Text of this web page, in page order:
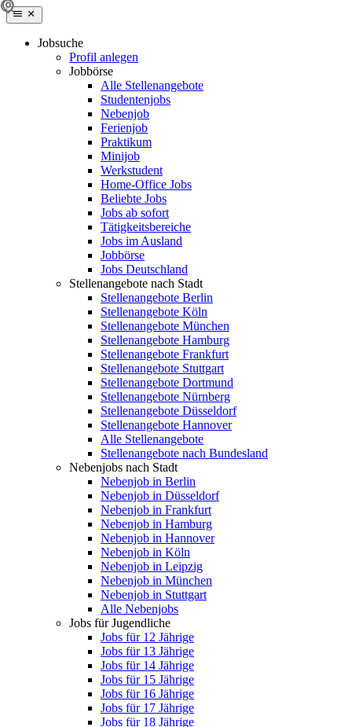
Jobsuche
Profil anlegen
Jobbörse
Alle Stellenangebote
Studentenjobs
Nebenjob
Ferienjob
Praktikum
Minijob
Werkstudent
Home-Office Jobs
Beliebte Jobs
Jobs ab sofort
Tätigkeitsbereiche
Jobs im Ausland
Jobbörse
Jobs Deutschland
Stellenangebote nach Stadt
Stellenangebote Berlin
Stellenangebote Köln
Stellenangebote München
Stellenangebote Hamburg
Stellenangebote Frankfurt
Stellenangebote Stuttgart
Stellenangebote Dortmund
Stellenangebote Nürnberg
Stellenangebote Düsseldorf
Stellenangebote Hannover
Alle Stellenangebote
Stellenangebote nach Bundesland
Nebenjobs nach Stadt
Nebenjob in Berlin
Nebenjob in Düsseldorf
Nebenjob in Frankfurt
Nebenjob in Hamburg
Nebenjob in Hannover
Nebenjob in Köln
Nebenjob in Leipzig
Nebenjob in München
Nebenjob in Stuttgart
Alle Nebenjobs
Jobs für Jugendliche
Jobs für 12 Jährige
Jobs für 13 Jährige
Jobs für 14 Jährige
Jobs für 15 Jährige
Jobs für 16 Jährige
Jobs für 17 Jährige
Jobs für 18 Jährige